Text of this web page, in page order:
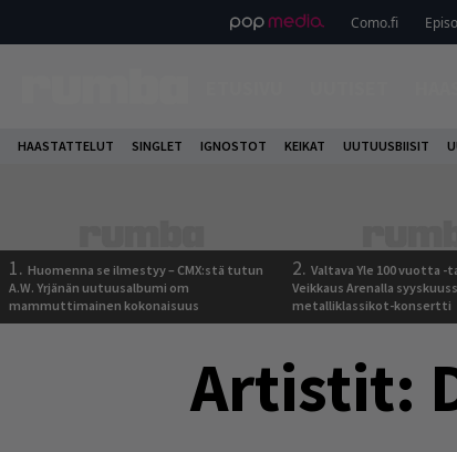
Como.fi
HAASTATTELUT SINGLET IGNOSTOT KEIKAT UUTUUSBIISIT
1. Huomenna se ilmestyy – CMX:stä tutun
A.W. Yrjänän uutuusalbumi om
mammuttimainen kokonaisuus
2. Valtava Yle 100 vuotta -
Veikkaus Arenalla
metalliklassikot-konsertti
Artistit: